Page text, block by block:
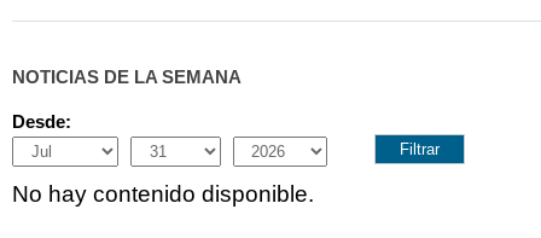
NOTICIAS DE LA SEMANA
Desde:
Month
Day Year
No hay contenido disponible.